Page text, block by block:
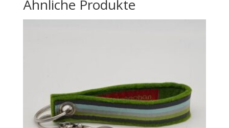
Ähnliche Produkte